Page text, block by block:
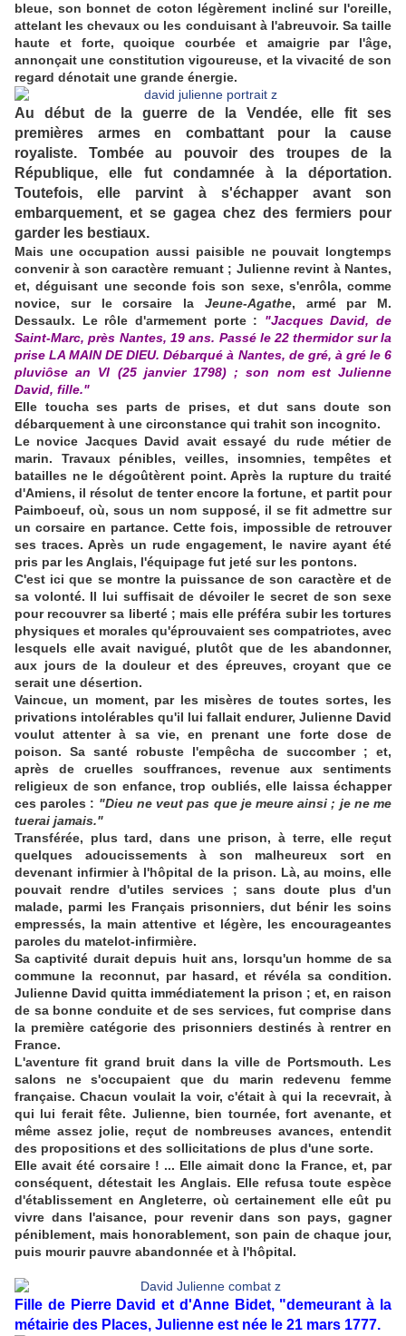
bleue, son bonnet de coton légèrement incliné sur l'oreille,
attelant les chevaux ou les conduisant à l'abreuvoir. Sa taille
haute et forte, quoique courbée et amaigrie par l'âge,
annonçait une constitution vigoureuse, et la vivacité de son
regard dénotait une grande énergie.
Au début de la guerre de la Vendée, elle fit ses
premières armes en combattant pour la cause
royaliste. Tombée au pouvoir des troupes de la
République, elle fut condamnée à la déportation.
Toutefois, elle parvint à s'échapper avant son
embarquement, et se gagea chez des fermiers pour
garder les bestiaux.
Mais une occupation aussi paisible ne pouvait longtemps
convenir à son caractère remuant ; Julienne revint à Nantes,
et, déguisant une seconde fois son sexe, s'enrôla, comme
novice, sur le corsaire la Jeune-Agathe, armé par M.
Dessaulx. Le rôle d'armement porte : "Jacques David, de
Saint-Marc, près Nantes, 19 ans. Passé le 22 thermidor sur la
prise LA MAIN DE DIEU. Débarqué à Nantes, de gré, à gré le 6
pluviôse an VI (25 janvier 1798) ; son nom est Julienne
David, fille."
Elle toucha ses parts de prises, et dut sans doute son
débarquement à une circonstance qui trahit son incognito.
Le novice Jacques David avait essayé du rude métier de
marin. Travaux pénibles, veilles, insomnies, tempêtes et
batailles ne le dégoûtèrent point. Après la rupture du traité
d'Amiens, il résolut de tenter encore la fortune, et partit pour
Paimboeuf, où, sous un nom supposé, il se fit admettre sur
un corsaire en partance. Cette fois, impossible de retrouver
ses traces. Après un rude engagement, le navire ayant été
pris par les Anglais, l'équipage fut jeté sur les pontons.
C'est ici que se montre la puissance de son caractère et de
sa volonté. Il lui suffisait de dévoiler le secret de son sexe
pour recouvrer sa liberté ; mais elle préféra subir les tortures
physiques et morales qu'éprouvaient ses compatriotes, avec
lesquels elle avait navigué, plutôt que de les abandonner,
aux jours de la douleur et des épreuves, croyant que ce
serait une désertion.
Vaincue, un moment, par les misères de toutes sortes, les
privations intolérables qu'il lui fallait endurer, Julienne David
voulut attenter à sa vie, en prenant une forte dose de
poison. Sa santé robuste l'empêcha de succomber ; et,
après de cruelles souffrances, revenue aux sentiments
religieux de son enfance, trop oubliés, elle laissa échapper
ces paroles : "Dieu ne veut pas que je meure ainsi ; je ne me
tuerai jamais."
Transférée, plus tard, dans une prison, à terre, elle reçut
quelques adoucissements à son malheureux sort en
devenant infirmier à l'hôpital de la prison. Là, au moins, elle
pouvait rendre d'utiles services ; sans doute plus d'un
malade, parmi les Français prisonniers, dut bénir les soins
empressés, la main attentive et légère, les encourageantes
paroles du matelot-infirmière.
Sa captivité durait depuis huit ans, lorsqu'un homme de sa
commune la reconnut, par hasard, et révéla sa condition.
Julienne David quitta immédiatement la prison ; et, en raison
de sa bonne conduite et de ses services, fut comprise dans
la première catégorie des prisonniers destinés à rentrer en
France.
L'aventure fit grand bruit dans la ville de Portsmouth. Les
salons ne s'occupaient que du marin redevenu femme
française. Chacun voulait la voir, c'était à qui la recevrait, à
qui lui ferait fête. Julienne, bien tournée, fort avenante, et
même assez jolie, reçut de nombreuses avances, entendit
des propositions et des sollicitations de plus d'une sorte.
Elle avait été corsaire ! ... Elle aimait donc la France, et, par
conséquent, détestait les Anglais. Elle refusa toute espèce
d'établissement en Angleterre, où certainement elle eût pu
vivre dans l'aisance, pour revenir dans son pays, gagner
péniblement, mais honorablement, son pain de chaque jour,
puis mourir pauvre abandonnée et à l'hôpital.
Fille de Pierre David et d'Anne Bidet, "demeurant à la
métairie des Places, Julienne est née le 21 mars 1777.